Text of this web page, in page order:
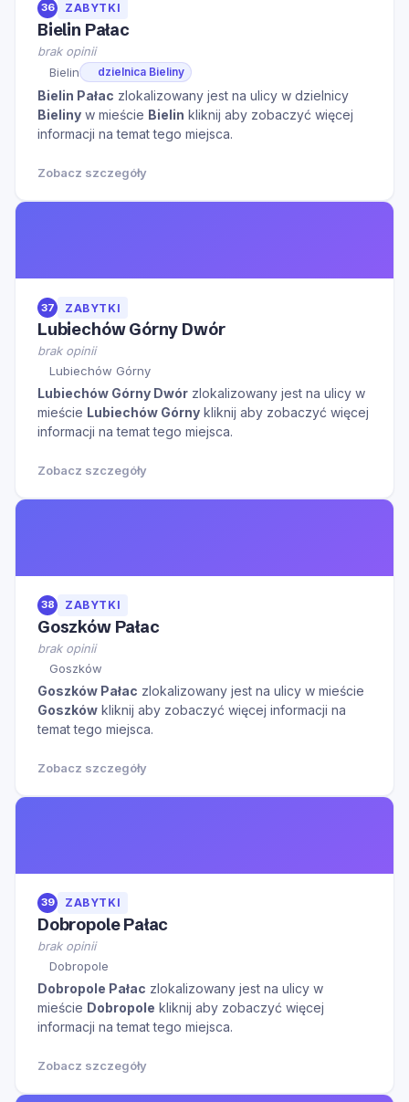
36 ZABYTKI
Bielin Pałac
brak opinii
Bielin
dzielnica Bieliny
Bielin Pałac zlokalizowany jest na ulicy w dzielnicy
Bieliny w mieście Bielin kliknij aby zobaczyć więcej
informacji na temat tego miejsca.
Zobacz szczegóły
37 ZABYTKI
Lubiechów Górny Dwór
brak opinii
Lubiechów Górny
Lubiechów Górny Dwór zlokalizowany jest na ulicy w
mieście Lubiechów Górny kliknij aby zobaczyć więcej
informacji na temat tego miejsca.
Zobacz szczegóły
38 ZABYTKI
Goszków Pałac
brak opinii
Goszków
Goszków Pałac zlokalizowany jest na ulicy w mieście
Goszków kliknij aby zobaczyć więcej informacji na
temat tego miejsca.
Zobacz szczegóły
39 ZABYTKI
Dobropole Pałac
brak opinii
Dobropole
Dobropole Pałac zlokalizowany jest na ulicy w
mieście Dobropole kliknij aby zobaczyć więcej
informacji na temat tego miejsca.
Zobacz szczegóły